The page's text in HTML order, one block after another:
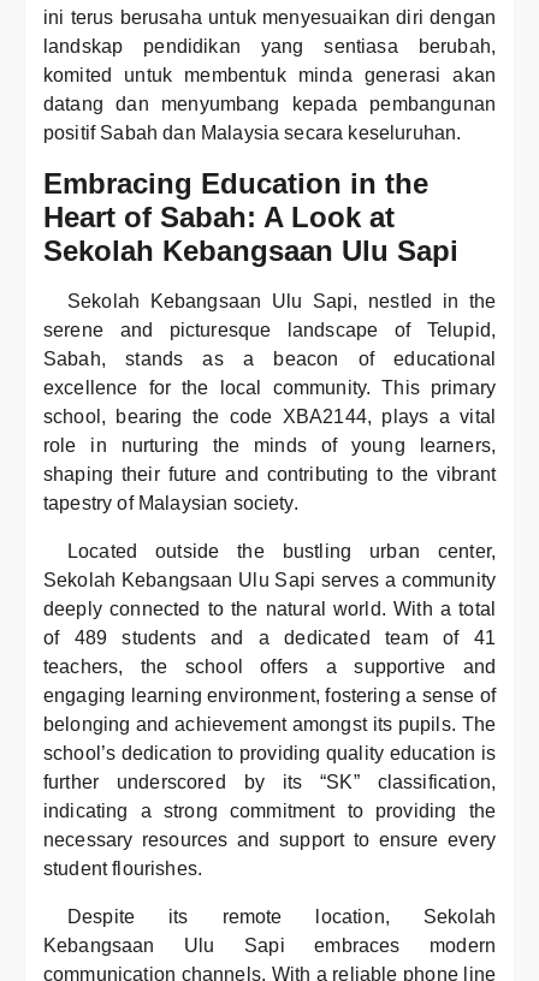
ini terus berusaha untuk menyesuaikan diri dengan
landskap pendidikan yang sentiasa berubah,
komited untuk membentuk minda generasi akan
datang dan menyumbang kepada pembangunan
positif Sabah dan Malaysia secara keseluruhan.
Embracing Education in the
Heart of Sabah: A Look at
Sekolah Kebangsaan Ulu Sapi
Sekolah Kebangsaan Ulu Sapi, nestled in the
serene and picturesque landscape of Telupid,
Sabah, stands as a beacon of educational
excellence for the local community. This primary
school, bearing the code XBA2144, plays a vital
role in nurturing the minds of young learners,
shaping their future and contributing to the vibrant
tapestry of Malaysian society.
Located outside the bustling urban center,
Sekolah Kebangsaan Ulu Sapi serves a community
deeply connected to the natural world. With a total
of 489 students and a dedicated team of 41
teachers, the school offers a supportive and
engaging learning environment, fostering a sense of
belonging and achievement amongst its pupils. The
school’s dedication to providing quality education is
further underscored by its “SK” classification,
indicating a strong commitment to providing the
necessary resources and support to ensure every
student flourishes.
Despite its remote location, Sekolah
Kebangsaan Ulu Sapi embraces modern
communication channels. With a reliable phone line